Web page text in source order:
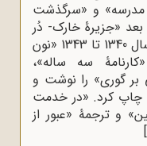
در سال 1337 «مدیر مدرسه» و «سرگذشت
«جزیرۀ خارک- دُر
یتیم خلیج» را چاپ کرد. سپس از سال 1340 تا 1343 «نون
سه ساله»،
گوری» را نوشت و
را چاپ کرد. «در خدمت
و ترجمۀ «عبور از